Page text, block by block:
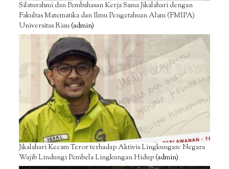
Silaturahmi dan Pembahasan Kerja Sama Jikalahari dengan
Fakultas Matematika dan Ilmu Pengetahuan Alam (FMIPA)
Universitas Riau(admin)
Jikalahari Kecam Teror terhadap Aktivis Lingkungan: Negara
Wajib Lindungi Pembela Lingkungan Hidup(admin)